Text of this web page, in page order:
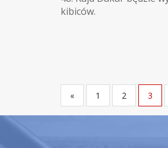
kibiców.
« 1 2 3